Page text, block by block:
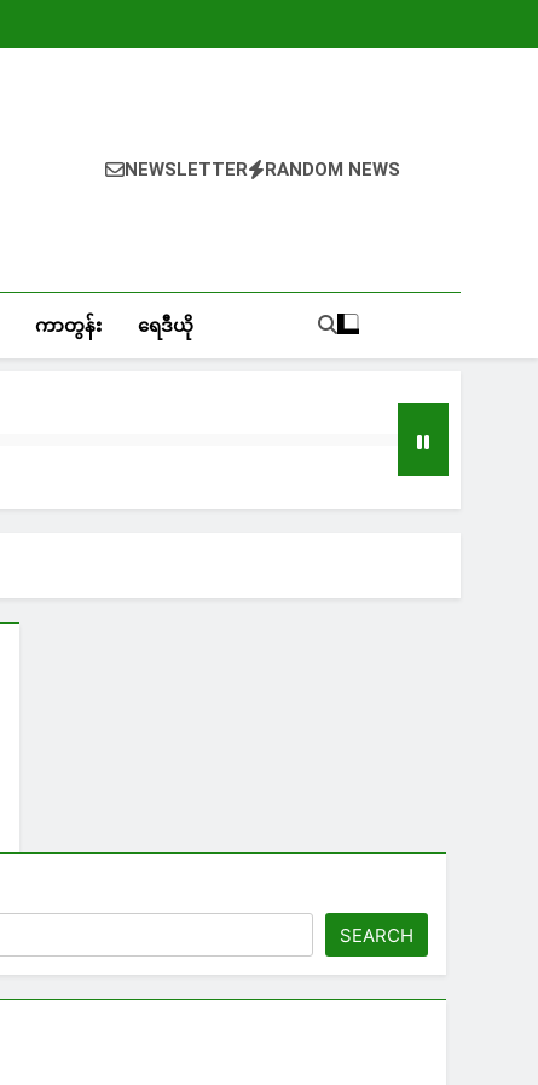
NEWSLETTER RANDOM NEWS
ကာတွန်း ရေဒီယို
SEARCH